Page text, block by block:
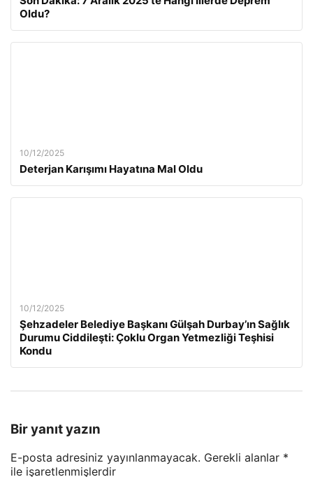
Oldu?
10/12/2025
Deterjan Karışımı Hayatına Mal Oldu
10/12/2025
Şehzadeler Belediye Başkanı Gülşah Durbay’ın Sağlık
Durumu Ciddileşti: Çoklu Organ Yetmezliği Teşhisi
Kondu
Bir yanıt yazın
E-posta adresiniz yayınlanmayacak. Gerekli alanlar *
ile işaretlenmişlerdir